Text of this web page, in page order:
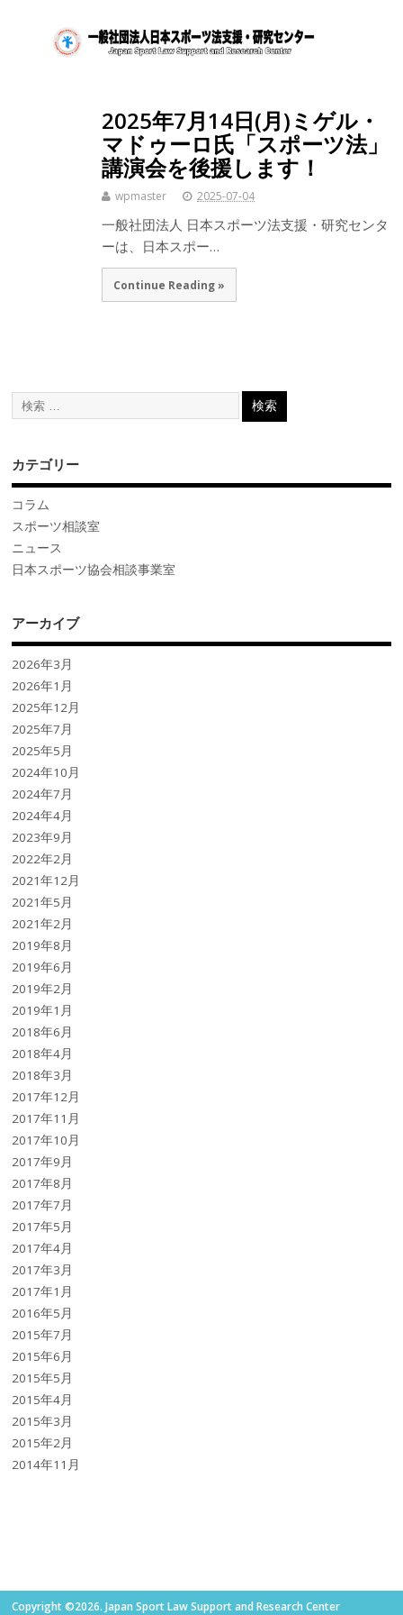
2025年7月14日(月)ミゲル・
マドゥーロ氏「スポーツ法」
講演会を後援します！
wpmaster 2025-07-04
一般社団法人 日本スポーツ法支援・研究センタ
ーは、日本スポー…
Continue Reading »
カテゴリー
コラム
スポーツ相談室
ニュース
日本スポーツ協会相談事業室
アーカイブ
2026年3月
2026年1月
2025年12月
2025年7月
2025年5月
2024年10月
2024年7月
2024年4月
2023年9月
2022年2月
2021年12月
2021年5月
2021年2月
2019年8月
2019年6月
2019年2月
2019年1月
2018年6月
2018年4月
2018年3月
2017年12月
2017年11月
2017年10月
2017年9月
2017年8月
2017年7月
2017年5月
2017年4月
2017年3月
2017年1月
2016年5月
2015年7月
2015年6月
2015年5月
2015年4月
2015年3月
2015年2月
2014年11月
Copyright ©2026. Japan Sport Law Support and Research Center